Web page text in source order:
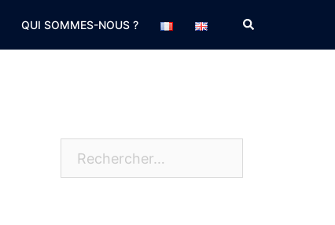
QUI SOMMES-NOUS ? Rechercher